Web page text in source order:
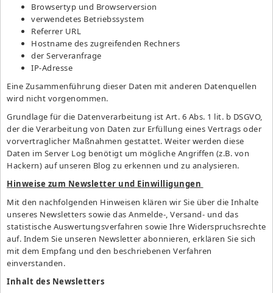
Browsertyp und Browserversion
verwendetes Betriebssystem
Referrer URL
Hostname des zugreifenden Rechners
der Serveranfrage
IP-Adresse
Eine Zusammenführung dieser Daten mit anderen Datenquellen
wird nicht vorgenommen.
Grundlage für die Datenverarbeitung ist Art. 6 Abs. 1 lit. b DSGVO,
der die Verarbeitung von Daten zur Erfüllung eines Vertrags oder
vorvertraglicher Maßnahmen gestattet. Weiter werden diese
Daten im Server Log benötigt um mögliche Angriffen (z.B. von
Hackern) auf unseren Blog zu erkennen und zu analysieren.
Hinweise zum Newsletter und Einwilligungen
Mit den nachfolgenden Hinweisen klären wir Sie über die Inhalte
unseres Newsletters sowie das Anmelde-, Versand- und das
statistische Auswertungsverfahren sowie Ihre Widerspruchsrechte
auf. Indem Sie unseren Newsletter abonnieren, erklären Sie sich
mit dem Empfang und den beschriebenen Verfahren
einverstanden.
Inhalt des Newsletters